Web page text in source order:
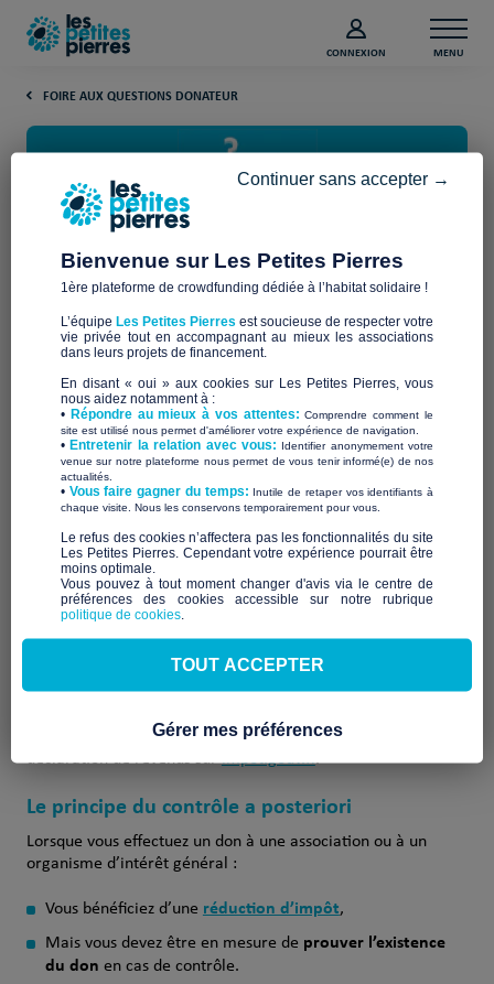
CONNEXION MENU
FOIRE AUX QUESTIONS DONATEUR
Comment les impôts vérifient-ils
les dons ?
Se demander comment l’administration fiscale vérifie les
dons que vous déclarez est tout à fait légitime. En tant que
donateur, vous devez connaître vos obligations, vos droits et
les règles applicables à la réduction d’impôt liée auxdons
aux associations, notamment lorsque vous donnez via des
plateformes de donscommeLes Petites Pierres.
Les impôts contrôlent-ils
systématiquement les dons déclarés ?
systématiquementles dons que vous déclarez dans votre
déclaration de revenus surimpot.gouv.fr.
Le principe du contrôle a posteriori
Lorsque vous effectuez un don à une association ou à un
organisme d’intérêt général :
Vous bénéficiez d’une réduction d’impôt,
Mais vous devez être en mesure de prouver l’existence
du don en cas de contrôle.
Bienvenue sur Les Petites Pierres
1ère plateforme de crowdfunding dédiée à l’habitat solidaire !
L’équipe Les Petites Pierres est soucieuse de respecter votre
vie privée tout en accompagnant au mieux les associations
dans leurs projets de financement.
En disant « oui » aux cookies sur Les Petites Pierres, vous
nous aidez notamment à :
• Répondre au mieux à vos attentes:Comprendre comment le
site est utilisé nous permet d'améliorer votre expérience de navigation.
•Entretenir la relation avec vous: Identifier anonymement votre
venue sur notre plateforme nous permet de vous tenir informé(e) de nos
actualités.
​• Vous faire gagner du temps: Inutile de retaper vos identifiants à
chaque visite. Nous les conservons temporairement pour vous.
​Le refus des cookies n’affectera pas les fonctionnalités du site
Les Petites Pierres. Cependant votre expérience pourrait être
moins optimale.​
Vous pouvez à tout moment changer d'avis via le centre de
préférences des cookies accessible sur notre rubrique
politique de cookies
Continuer sans accepter →
TOUT ACCEPTER
Gérer mes préférences